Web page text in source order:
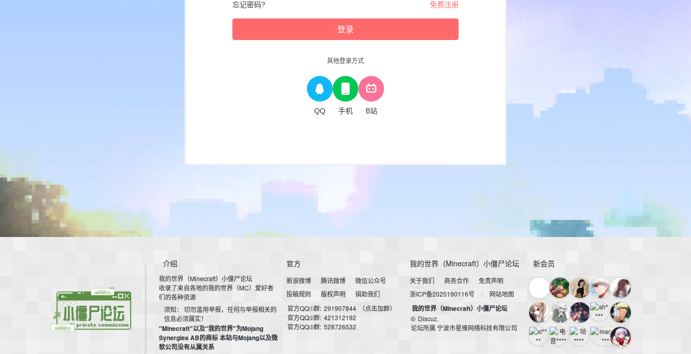
忘记密码? 免费注册
登录
其他登录方式
QQ 手机 B站
介绍
我的世界（Minecraft）小僵尸论坛
收录了来自各地的我的世界（MC）爱好者
们的各种资源
须知： 切勿滥用举报，任何与举报相关的
信息必须属实！
"Minecraft"以及"我的世界"为Mojang
Synergies AB的商标 本站与Mojang以及微
软公司没有从属关系
官方
新浪微博 腾讯微博
微信公众号
投稿规则
版权声明
捐助我们
官方QQ①群: 291907844
（点击加群）
官方QQ②群: 421312192
官方QQ③群: 528726532
我的世界（Minecraft）小僵尸论坛
关于我们 商务合作
免责声明
浙ICP备2025190116号
| 网站地图
我的世界（Minecraft）小僵尸论坛
© Discuz.
论坛所属 宁波市星维网络科技有限公司
新会员